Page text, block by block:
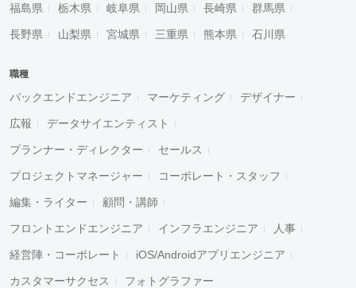
福島県 栃木県 岐阜県 岡山県 長崎県 群馬県
長野県 山梨県 宮城県 三重県 熊本県 石川県
職種
バックエンドエンジニア マーケティング デザイナー
広報 データサイエンティスト
プランナー・ディレクター セールス
プロジェクトマネージャー コーポレート・スタッフ
編集・ライター 顧問・講師
フロントエンドエンジニア インフラエンジニア 人事
経営陣・コーポレート iOS/Androidアプリエンジニア
カスタマーサクセス フォトグラファー